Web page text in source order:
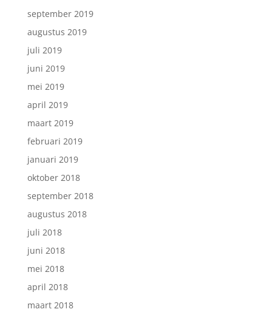
september 2019
augustus 2019
juli 2019
juni 2019
mei 2019
april 2019
maart 2019
februari 2019
januari 2019
oktober 2018
september 2018
augustus 2018
juli 2018
juni 2018
mei 2018
april 2018
maart 2018